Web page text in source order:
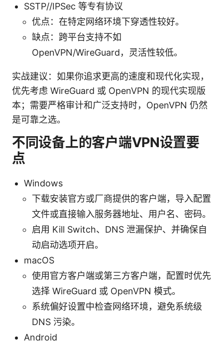
SSTP//IPSec 等专有协议
优点：在特定网络环境下穿透性较好。
缺点：跨平台支持不如
OpenVPN/WireGuard，灵活性较低。
实战建议：如果你追求更高的速度和现代化实现，
优先考虑 WireGuard 或 OpenVPN 的现代实现版
本；需要严格审计和广泛支持时，OpenVPN 仍然
是可靠之选。
不同设备上的客户端VPN设置要
点
Windows
下载安装官方或厂商提供的客户端，导入配置
文件或直接输入服务器地址、用户名、密码。
启用 Kill Switch、DNS 泄漏保护、并确保自
动启动选项开启。
macOS
使用官方客户端或第三方客户端，配置时优先
选择 WireGuard 或 OpenVPN 模式。
系统偏好设置中检查网络环境，避免系统级
DNS 污染。
Android